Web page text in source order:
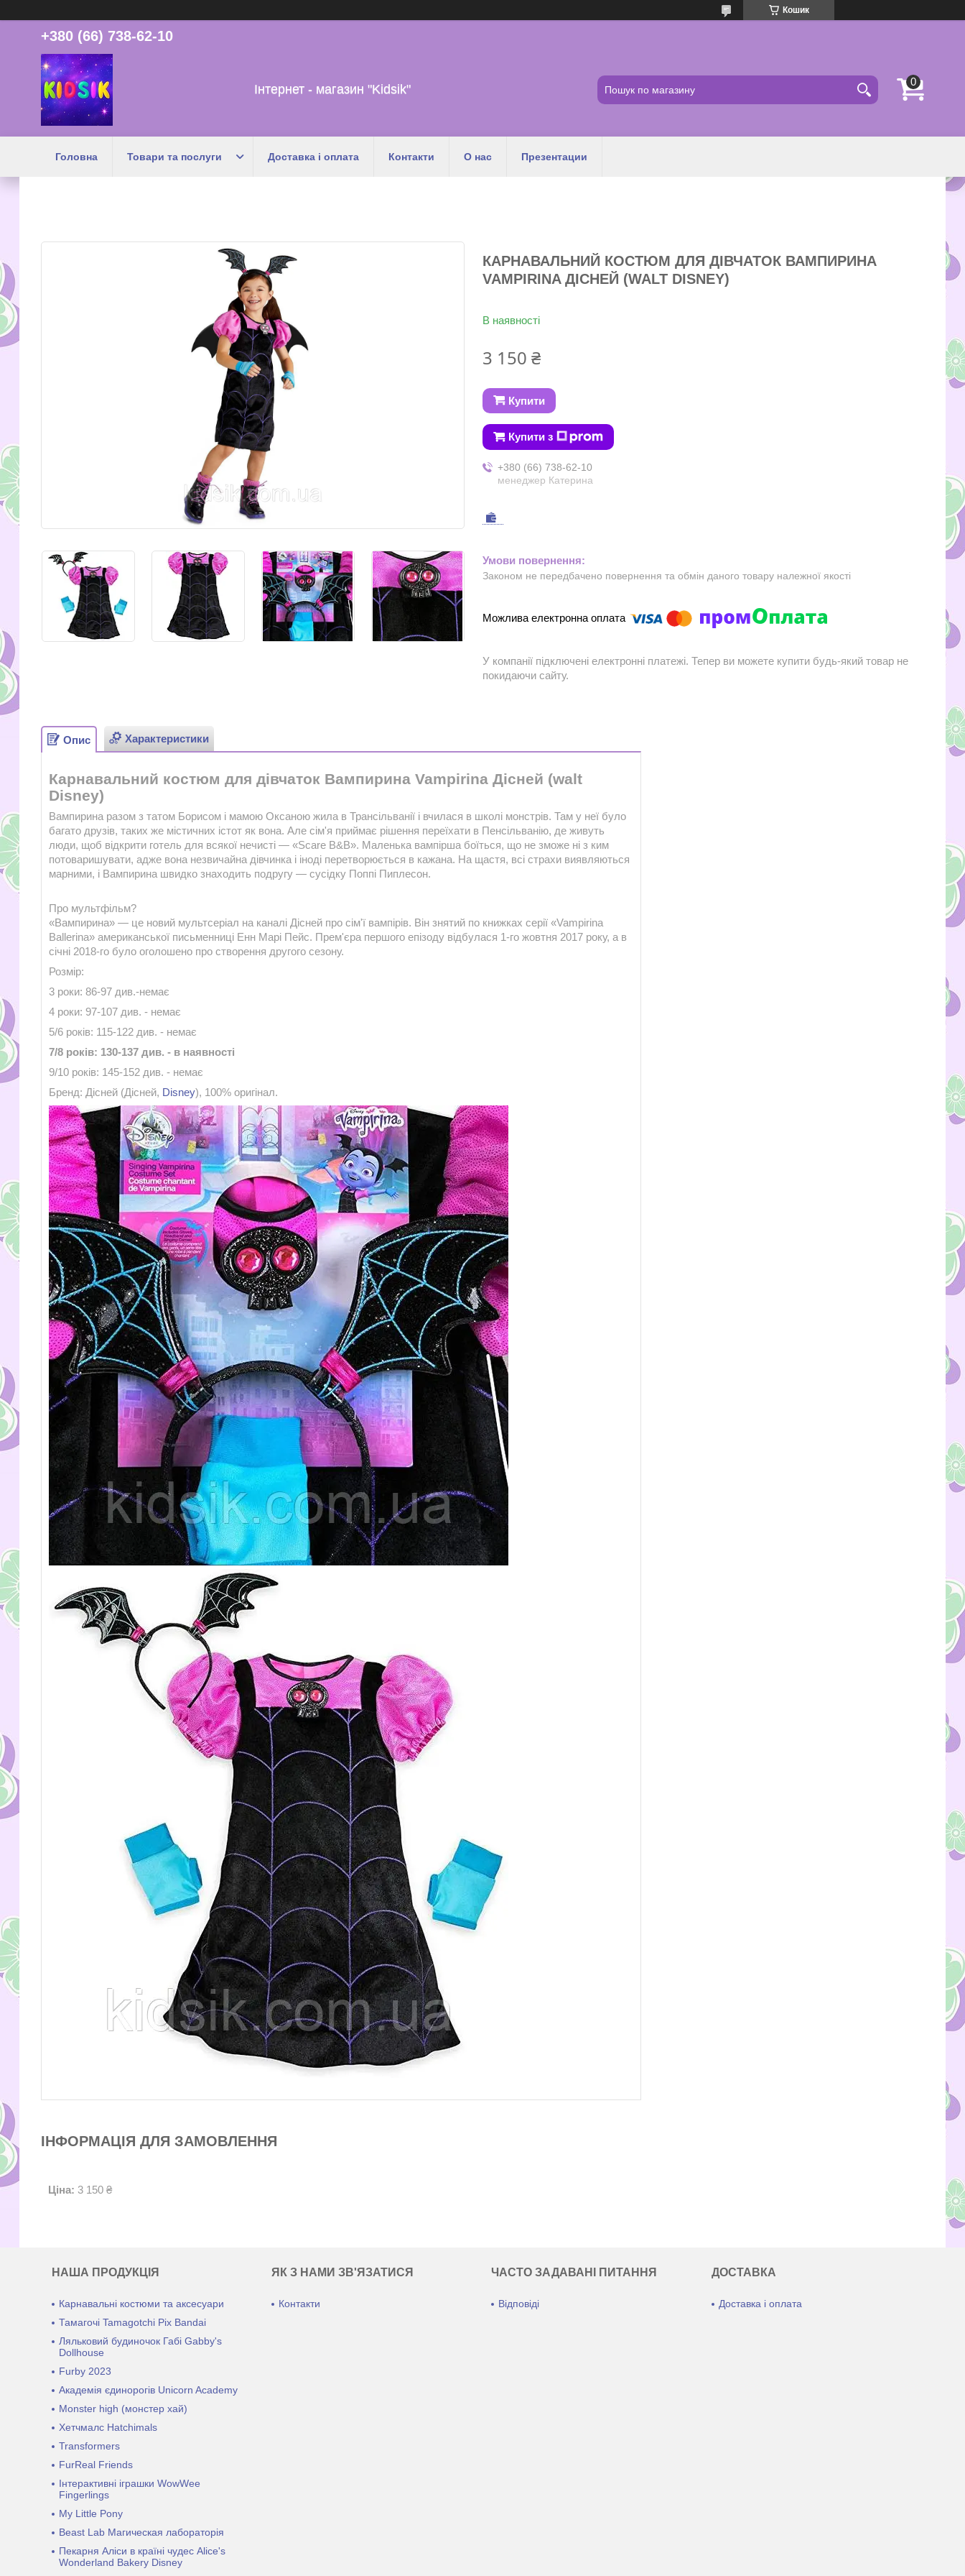
Кошик
+380 (66) 738-62-10
Інтернет - магазин "Kidsik"
Головна Товари та послуги Доставка і оплата Контакти О нас Презентации
КАРНАВАЛЬНИЙ КОСТЮМ ДЛЯ ДІВЧАТОК ВАМПИРИНА
VAMPIRINA ДІСНЕЙ (WALT DISNEY)
В наявності
3 150 ₴
Купити
Купити з
+380 (66) 738-62-10
менеджер Катерина
Законом не передбачено повернення та обмін даного товару належної якості
У компанії підключені електронні платежі. Тепер ви можете купити будь-який товар не
покидаючи сайту.
Опис Характеристики
Карнавальний костюм для дівчаток Вампирина Vampirina Дісней (walt
Disney)
Вампирина разом з татом Борисом і мамою Оксаною жила в Трансільванії і вчилася в школі монстрів. Там у неї було
багато друзів, таких же містичних істот як вона. Але сім'я приймає рішення переїхати в Пенсільванію, де живуть
люди, щоб відкрити готель для всякої нечисті — «Scare B&B». Маленька вампірша боїться, що не зможе ні з ким
потоваришувати, адже вона незвичайна дівчинка і іноді перетворюється в кажана. На щастя, всі страхи виявляються
марними, і Вампирина швидко знаходить подругу — сусідку Поппі Пиплесон.
Про мультфільм?
«Вампирина» — це новий мультсеріал на каналі Дісней про сім'ї вампірів. Він знятий по книжках серії «Vampirina
Ballerina» американської письменниці Енн Марі Пейс. Прем'єра першого епізоду відбулася 1-го жовтня 2017 року, а в
січні 2018-го було оголошено про створення другого сезону.
Розмір:
3 роки: 86-97 див.-немає
4 роки: 97-107 див. - немає
5/6 років: 115-122 див. - немає
7/8 років: 130-137 див. - в наявності
9/10 років: 145-152 див. - немає
Бренд: Дісней (Дісней, Disney), 100% оригінал.
ІНФОРМАЦІЯ ДЛЯ ЗАМОВЛЕННЯ
Ціна: 3 150 ₴
НАША ПРОДУКЦІЯ
Карнавальні костюми та аксесуари
Тамагочі Tamagotchi Pix Bandai
Ляльковий будиночок Габі Gabby's
Dollhouse
Furby 2023
Академія єдинорогів Unicorn Academy
Monster high (монстер хай)
Хетчмалс Hatchimals
Transformers
FurReal Friends
Інтерактивні іграшки WowWee
Fingerlings
My Little Pony
Beast Lab Магическая лабораторія
Пекарня Аліси в країні чудес Alice's
Wonderland Bakery Disney
ЯК З НАМИ ЗВ'ЯЗАТИСЯ
Контакти
ЧАСТО ЗАДАВАНІ ПИТАННЯ
Відповіді
ДОСТАВКА
Доставка і оплата